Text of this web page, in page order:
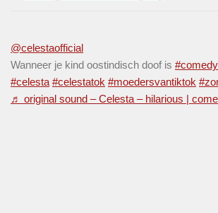
@celestaofficial
Wanneer je kind oostindisch doof is #comedy
#celesta #celestatok #moedersvantiktok
♬ original sound – Celesta – hilarious |